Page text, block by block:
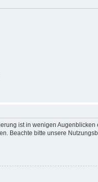
ist in wenigen
Beachte bitte unsere